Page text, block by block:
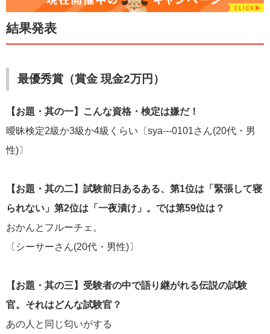
結果発表
最優秀賞（賞金 現金2万円）
【お題・其の一】こんな資格・検定は嫌だ！
曖昧検定2級か3級か4級くらい〔sya---0101さん(20代・男
性)〕
【お題・其の二】試験前日あるある、第1位は「緊張して寝
られない」第2位は「一夜漬け」。では第59位は？
おかんとフルーチェ。
〔シーサーさん(20代・男性)〕
【お題・其の三】受験者の中で語り継がれる伝説の試験
官。それはどんな試験官？
あの人と同じ匂いがする